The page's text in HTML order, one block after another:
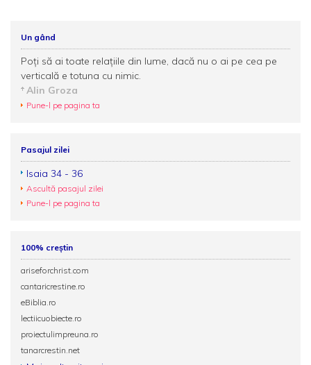
Un gând
Poţi să ai toate relaţiile din lume, dacă nu o ai pe cea pe
verticală e totuna cu nimic.
Alin Groza
Pune-l pe pagina ta
Pasajul zilei
Isaia 34 - 36
Ascultă pasajul zilei
Pune-l pe pagina ta
100% creștin
ariseforchrist.com
cantaricrestine.ro
eBiblia.ro
lectiicuobiecte.ro
proiectulimpreuna.ro
tanarcrestin.net